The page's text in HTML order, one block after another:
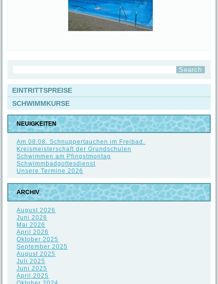
EINTRITTSPREISE
SCHWIMMKURSE
NEUIGKEITEN
Am 08.08. Schnuppertauchen im Freibad.
Kreismeisterschaft der Grundschulen
Schwimmen am Pfingstmontag
Schwimmbadgottesdienst
Unsere Termine 2026
ARCHIV
August 2026
Juni 2026
Mai 2026
April 2026
Oktober 2025
September 2025
August 2025
Juli 2025
Juni 2025
April 2025